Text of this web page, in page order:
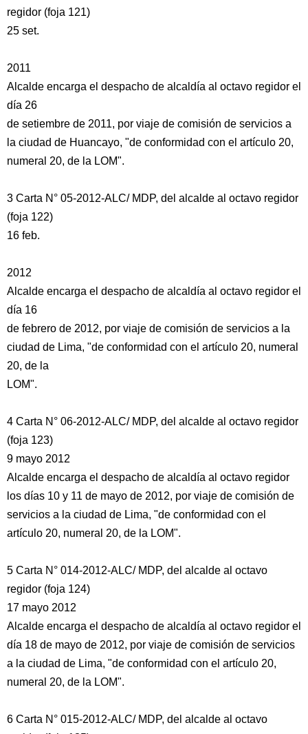
regidor (foja 121)
25 set.
2011
Alcalde encarga el despacho de alcaldía al octavo regidor el
día 26
de setiembre de 2011, por viaje de comisión de servicios a
la ciudad de Huancayo, "de conformidad con el artículo 20,
numeral 20, de la LOM".
3 Carta N° 05-2012-ALC/ MDP, del alcalde al octavo regidor
(foja 122)
16 feb.
2012
Alcalde encarga el despacho de alcaldía al octavo regidor el
día 16
de febrero de 2012, por viaje de comisión de servicios a la
ciudad de Lima, "de conformidad con el artículo 20, numeral
20, de la
LOM".
4 Carta N° 06-2012-ALC/ MDP, del alcalde al octavo regidor
(foja 123)
9 mayo 2012
Alcalde encarga el despacho de alcaldía al octavo regidor
los días 10 y 11 de mayo de 2012, por viaje de comisión de
servicios a la ciudad de Lima, "de conformidad con el
artículo 20, numeral 20, de la LOM".
5 Carta N° 014-2012-ALC/ MDP, del alcalde al octavo
regidor (foja 124)
17 mayo 2012
Alcalde encarga el despacho de alcaldía al octavo regidor el
día 18 de mayo de 2012, por viaje de comisión de servicios
a la ciudad de Lima, "de conformidad con el artículo 20,
numeral 20, de la LOM".
6 Carta N° 015-2012-ALC/ MDP, del alcalde al octavo